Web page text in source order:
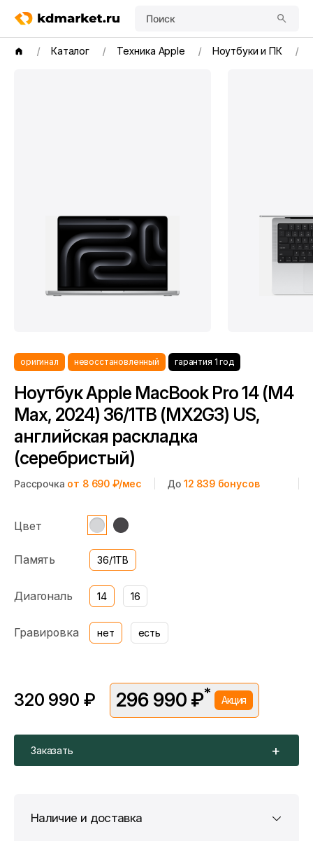
Поиск
Каталог Техника Apple Ноутбуки и ПК
оригинал невосстановленный гарантия 1 год
Ноутбук Apple MacBook Pro 14 (M4
Max, 2024) 36/1TB (MX2G3) US,
английская раскладка
(серебристый)
Рассрочка от 8 690 ₽/мес До 12 839бонусов
Цвет
Память 36/1TB
Диагональ 14 16
Гравировка нет есть
320 990 ₽ 296 990 ₽* Акция
Цена без скидки —320 990 ₽. Подробности уточняйте у
консультантов.
Заказать
Наличие и доставка